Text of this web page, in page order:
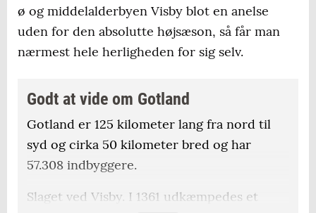
ø og middelalderbyen Visby blot en anelse
uden for den absolutte højsæson, så får man
nærmest hele herligheden for sig selv.
Godt at vide om Gotland
Gotland er 125 kilometer lang fra nord til
syd og cirka 50 kilometer bred og har
57.308 indbyggere.
Slaget ved Visby. I 1361 udkæmpedes et